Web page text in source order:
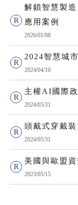
解鎖智慧製
應用案例
2026/01/08
2024智慧城
2024/04/10
主權AI國際
2024/05/31
頭戴式穿戴
2024/05/31
美國與歐盟
2023/05/15